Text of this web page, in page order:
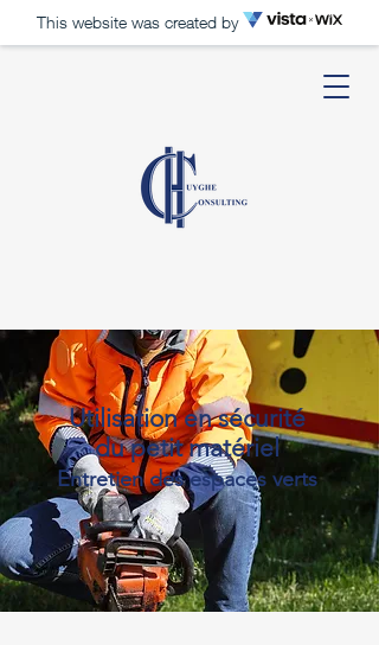
This website was created by
Utilisation en sécurité
du petit matériel
Entretien des espaces verts